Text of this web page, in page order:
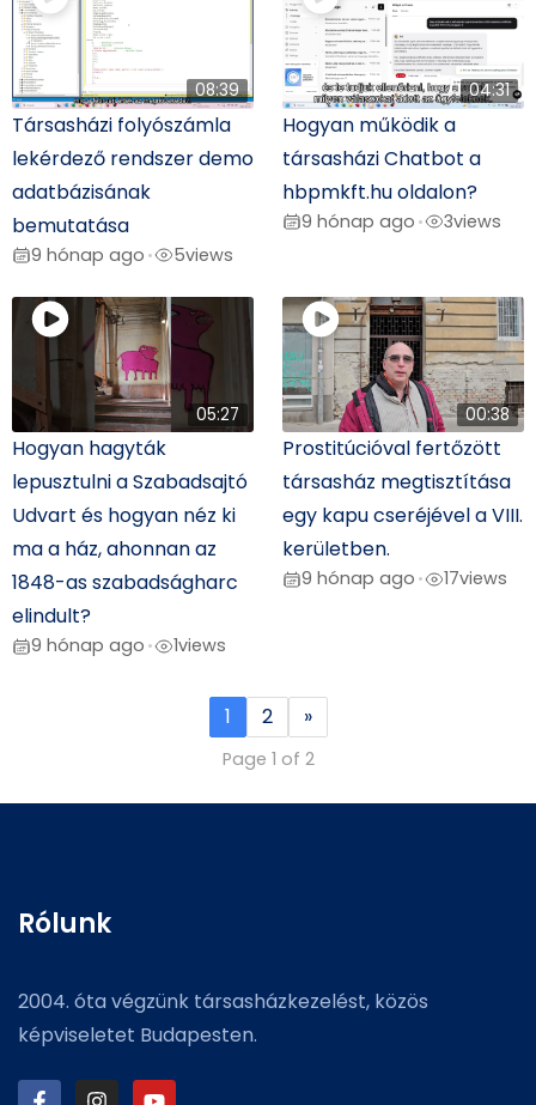
08:39
Társasházi folyószámla
lekérdező rendszer demo
adatbázisának
bemutatása
9 hónap ago • 5views
04:31
Hogyan működik a
társasházi Chatbot a
hbpmkft.hu oldalon?
9 hónap ago • 3views
05:27
Hogyan hagyták
lepusztulni a Szabadsajtó
Udvart és hogyan néz ki
ma a ház, ahonnan az
1848-as szabadságharc
elindult?
9 hónap ago • 1views
00:38
Prostitúcióval fertőzött
társasház megtisztítása
egy kapu cseréjével a VIII.
kerületben.
9 hónap ago • 17views
1 2 »
Page 1 of 2
Rólunk
2004. óta végzünk társasházkezelést, közös
képviseletet Budapesten.